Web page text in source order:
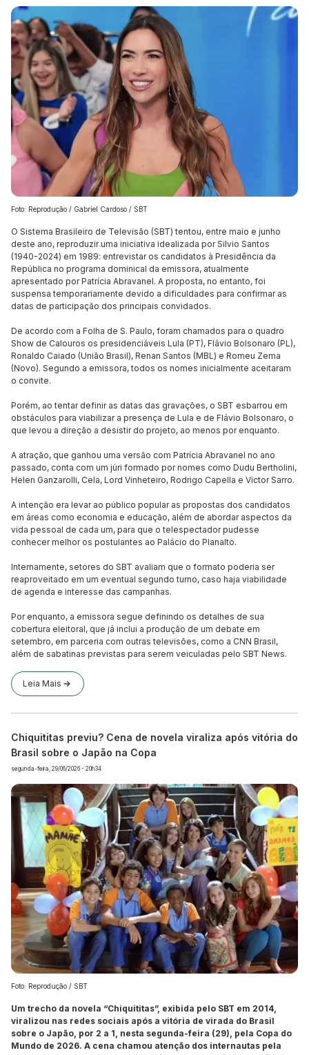
Foto: Reprodução / Gabriel Cardoso / SBT
O Sistema Brasileiro de Televisão (SBT) tentou, entre maio e junho
deste ano, reproduzir uma iniciativa idealizada por Silvio Santos
(1940-2024) em 1989: entrevistar os candidatos à Presidência da
República no programa dominical da emissora, atualmente
apresentado por Patrícia Abravanel. A proposta, no entanto, foi
suspensa temporariamente devido a dificuldades para confirmar as
datas de participação dos principais convidados.
De acordo com a Folha de S. Paulo, foram chamados para o quadro
Show de Calouros os presidenciáveis Lula (PT), Flávio Bolsonaro (PL),
Ronaldo Caiado (União Brasil), Renan Santos (MBL) e Romeu Zema
(Novo). Segundo a emissora, todos os nomes inicialmente aceitaram
o convite.
Porém, ao tentar definir as datas das gravações, o SBT esbarrou em
obstáculos para viabilizar a presença de Lula e de Flávio Bolsonaro, o
que levou a direção a desistir do projeto, ao menos por enquanto.
A atração, que ganhou uma versão com Patrícia Abravanel no ano
passado, conta com um júri formado por nomes como Dudu Bertholini,
Helen Ganzarolli, Cela, Lord Vinheteiro, Rodrigo Capella e Victor Sarro.
A intenção era levar ao público popular as propostas dos candidatos
em áreas como economia e educação, além de abordar aspectos da
vida pessoal de cada um, para que o telespectador pudesse
conhecer melhor os postulantes ao Palácio do Planalto.
Internamente, setores do SBT avaliam que o formato poderia ser
reaproveitado em um eventual segundo turno, caso haja viabilidade
de agenda e interesse das campanhas.
Por enquanto, a emissora segue definindo os detalhes de sua
cobertura eleitoral, que já inclui a produção de um debate em
setembro, em parceria com outras televisões, como a CNN Brasil,
além de sabatinas previstas para serem veiculadas pelo SBT News.
Leia Mais
Chiquititas previu? Cena de novela viraliza após vitória do
Brasil sobre o Japão na Copa
segunda-feira, 29/06/2026 - 20h34
Foto: Reprodução / SBT
Um trecho da novela “Chiquititas”, exibida pelo SBT em 2014,
viralizou nas redes sociais após a vitória de virada do Brasil
sobre o Japão, por 2 a 1, nesta segunda-feira (29), pela Copa do
Mundo de 2026. A cena chamou atenção dos internautas pela